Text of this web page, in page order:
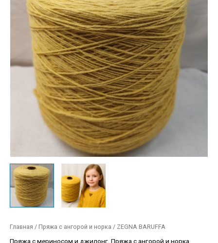
Главная / Пряжа с ангорой и норка / ZEGNA BARUFFA
Пряжа с мериносом и джилонг, Пряжа с ангорой и норка